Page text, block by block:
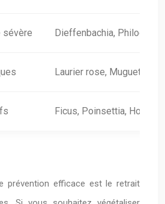
sévère Dieffenbachia,
Laurier rose, Muguet,
Ficus, Poinsettia,
prévention efficace est le retrait